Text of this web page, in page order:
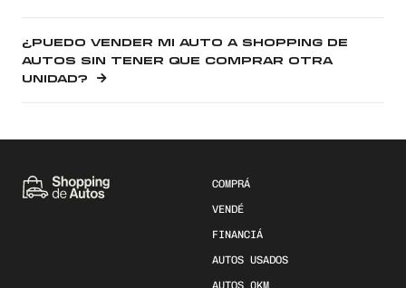
¿PUEDO VENDER MI AUTO A SHOPPING DE
AUTOS SIN TENER QUE COMPRAR OTRA
UNIDAD?
COMPRÁ
VENDÉ
FINANCIÁ
AUTOS USADOS
AUTOS 0KM